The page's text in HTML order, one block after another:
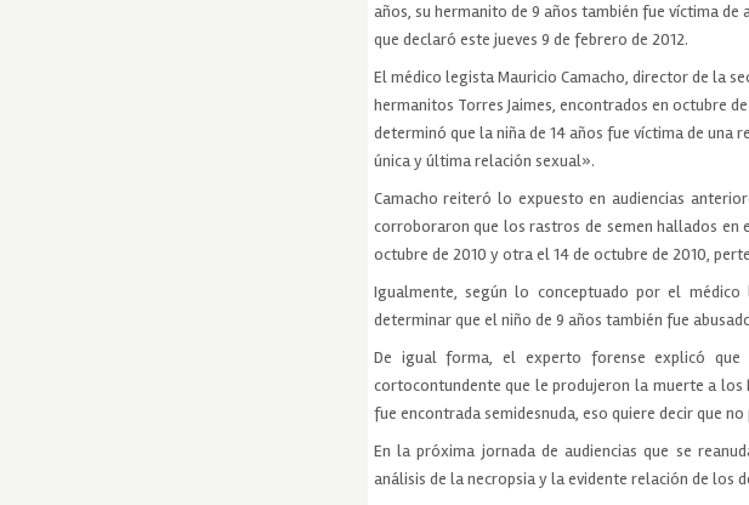
años, su hermanito de 9 años también fue víctima
que declaró este jueves 9 de febrero de 2012.
El médico legista Mauricio Camacho, director de la
hermanitos Torres Jaimes, encontrados en octubre
determinó que la niña de 14 años fue víctima de una
única y última relación sexual».
Camacho reiteró lo expuesto en audiencias
corroboraron que los rastros de semen hallados en
octubre de 2010 y otra el 14 de octubre de 2010,
Igualmente, según lo conceptuado por el
determinar que el niño de 9 años también fue
De igual forma, el experto forense explicó
cortocontundente que le produjeron la muerte a los
fue encontrada semidesnuda, eso quiere decir que
En la próxima jornada de audiencias que se
análisis de la necropsia y la evidente relación de los